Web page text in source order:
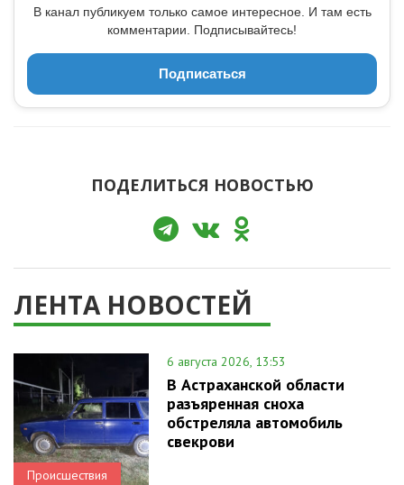
В канал публикуем только самое интересное. И там есть
комментарии. Подписывайтесь!
Подписаться
ПОДЕЛИТЬСЯ НОВОСТЬЮ
ЛЕНТА НОВОСТЕЙ
Происшествия
6 августа 2026, 13:53
В Астраханской области
разъяренная сноха
обстреляла автомобиль
свекрови